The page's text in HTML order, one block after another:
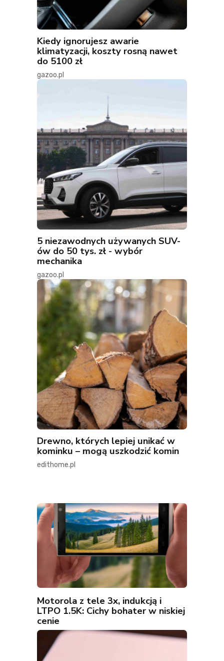
Kiedy ignorujesz awarie
klimatyzacji, koszty rosną nawet
do 5100 zł
gazoo.pl
5 niezawodnych używanych SUV-
ów do 50 tys. zł - wybór
mechanika
gazoo.pl
Drewno, których lepiej unikać w
kominku – mogą uszkodzić komin
edithome.pl
Motorola z tele 3x, indukcją i
LTPO 1.5K: Cichy bohater w niskiej
cenie